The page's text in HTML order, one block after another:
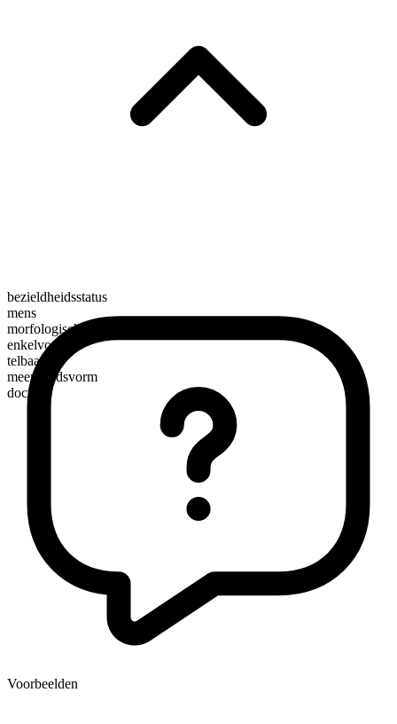
bezieldheidsstatus
mens
morfologische samenstelling
enkelvoudig
telbaar
meervoudsvorm
doctors
Voorbeelden